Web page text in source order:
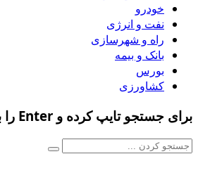
خودرو
نفت و انرژی
راه و شهرسازی
بانک و بیمه
بورس
کشاورزی
برای جستجو تایپ کرده و Enter را بزنید